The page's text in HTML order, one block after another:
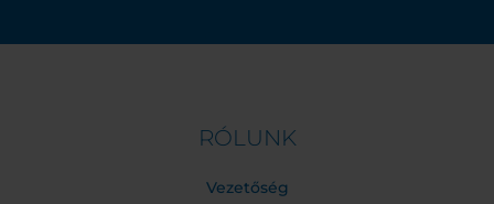
RÓLUNK
Vezetőség